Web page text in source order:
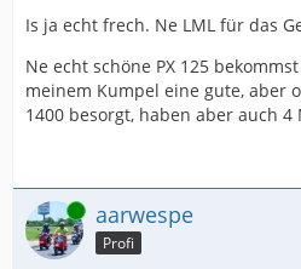
Is ja echt frech. Ne LML für das
Ne echt schöne PX 125
meinem Kumpel eine gute, aber
1400 besorgt, haben aber auch 4
Online aarwespe
Profi